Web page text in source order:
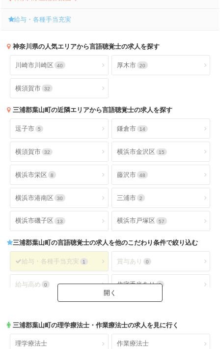
給与・各種手当充実
神奈川県の人気エリアから言語聴覚士の求人を探す
川崎市川崎区 40 厚木市 20
横須賀市 32
三浦郡葉山町の近隣エリアから言語聴覚士の求人を探す
逗子市 5 鎌倉市 14
横須賀市 32 横浜市金沢区 15
横浜市栄区 8 藤沢市 48
横浜市港南区 30 三浦市 2
横浜市磯子区 13 横浜市戸塚区 57
三浦郡葉山町の言語聴覚士の求人を他のこだわり条件で絞り込む
給与・各種手当充実 1 賞与あり 0
給与高め 0 住宅手当あり 1
就業時間・休日が魅力 土日休み
三浦郡葉山町の理学療法士・作業療法士の求人を見に行く
理学療法士 作業療法士